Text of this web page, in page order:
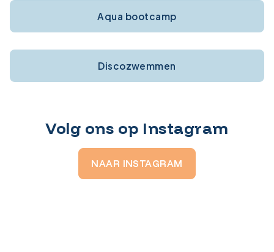
Aqua bootcamp
Discozwemmen
Volg ons op Instagram
NAAR INSTAGRAM